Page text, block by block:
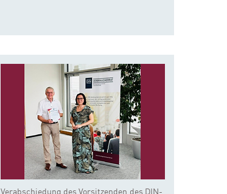
Verabschiedung des Vorsitzenden des DIN-